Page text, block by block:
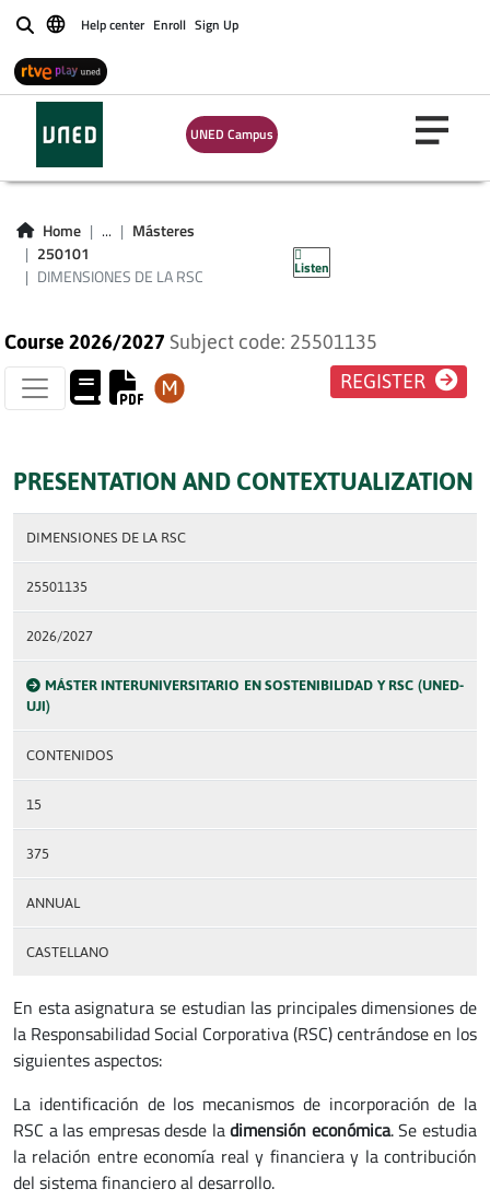
BuscarHelp center Enroll Sign Up
UNED Campus
Home ...
Másteres
250101
DIMENSIONES DE LA RSC
Listen
DIMENSIONES DE
LA RSC
Course 2026/2027 Subject code: 25501135
REGISTER
PRESENTATION AND CONTEXTUALIZATION
DIMENSIONES DE LA RSC
25501135
2026/2027
MÁSTER INTERUNIVERSITARIO EN SOSTENIBILIDAD Y RSC (UNED-
UJI)
CONTENIDOS
15
375
ANNUAL
CASTELLANO
En esta asignatura se estudian las principales dimensiones de
la Responsabilidad Social Corporativa (RSC) centrándose en los
siguientes aspectos:
La identificación de los mecanismos de incorporación de la
RSC a las empresas desde ladimensión económica. Se estudia
la relación entre economía real y financiera y la contribución
del sistema financiero al desarrollo.